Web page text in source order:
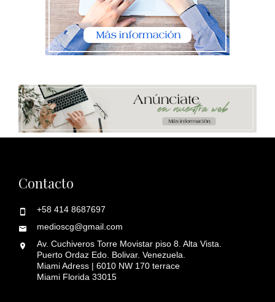
Contacto
+58 414 8687697
medioscg@gmail.com
Av. Cuchiveros Torre Movistar piso 8. Alta Vista.
Puerto Ordaz Edo. Bolivar. Venezuela.
Miami Adress | 6010 NW 170 terrace
Miami Florida 33015